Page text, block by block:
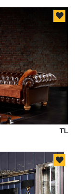
TL